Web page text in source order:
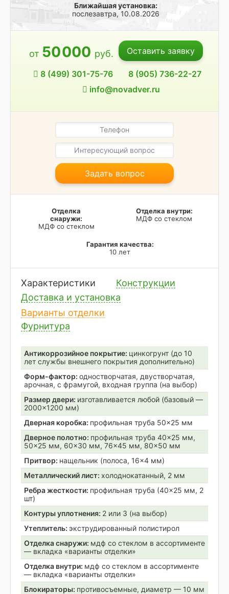
Ближайшая установка:
послезавтра, 10.08.2026
от 50000 руб. Оставить заявку
8 (499) 301-75-76
8 (905) 736-22-27
info@novadver.ru
Задать вопрос
Отделка
снаружи:
МДФ со стеклом
Отделка внутри:
МДФ со стеклом
Гарантия качества:
10 лет
Характеристики
Конструкции
Доставка и установка
Варианты отделки
Фурнитура
Антикоррозийное покрытие: цинкогрунт (до 10
лет службы внешнего покрытия дополнительно)
Форм-фактор: одностворчатая, двустворчатая,
арочная, с фрамугой, входная группа (на выбор)
Размер двери: изготавливается любой (базовый —
2000×1200 мм)
Дверная коробка: профильная труба 50×25 мм
Дверное полотно: профильная труба 40×25 мм,
50×25 мм, 60×30 мм, 76×45 мм, 80×50 мм
Притвор: нащельник (полоса, 16×4 мм)
Металлический лист: холоднокатанный, 2 мм
Ребра жесткости: профильная труба (40×25 мм, 2
шт)
Контуры уплотнения: 2 или 3 (на выбор)
Утеплитель: экструдированный полистирол
Отделка снаружи: мдф со стеклом в ассортименте
— вкладка «варианты отделки»
Отделка внутри: мдф со стеклом в ассортименте
— вкладка «варианты отделки»
Блокираторы: противосъемные, диаметр — 10 мм